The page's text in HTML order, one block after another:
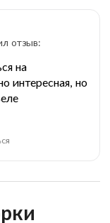
отзыв:
на
интересная, но